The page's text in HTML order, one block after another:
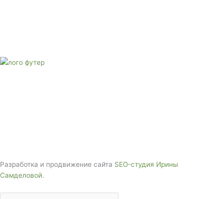
Разработка и продвижение сайта SEO-студия Ирины
Самделовой.